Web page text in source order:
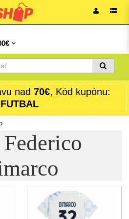
nad 70€, Kód kupónu:
FUTBAL